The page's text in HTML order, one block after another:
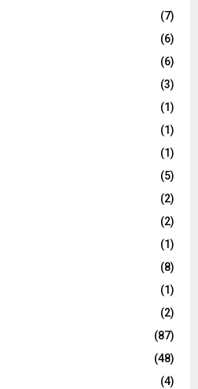
(7)
(6)
(6)
(3)
(1)
(1)
(1)
(5)
(2)
(2)
(1)
(8)
(1)
(2)
(87)
(48)
(4)